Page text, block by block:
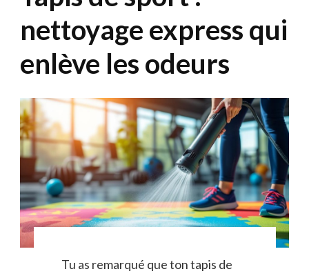
nettoyage express qui
enlève les odeurs
Tu as remarqué que ton tapis de